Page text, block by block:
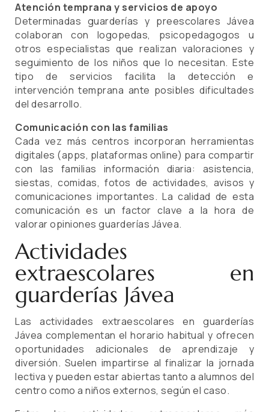
Atención temprana y servicios de apoyo
Determinadas guarderías y preescolares Jávea
colaboran con logopedas, psicopedagogos u
otros especialistas que realizan valoraciones y
seguimiento de los niños que lo necesitan. Este
tipo de servicios facilita la detección e
intervención temprana ante posibles dificultades
del desarrollo.
Comunicación con las familias
Cada vez más centros incorporan herramientas
digitales (apps, plataformas online) para compartir
con las familias información diaria: asistencia,
siestas, comidas, fotos de actividades, avisos y
comunicaciones importantes. La calidad de esta
comunicación es un factor clave a la hora de
valorar opiniones guarderías Jávea.
Actividades
extraescolares en
guarderías Jávea
Las actividades extraescolares en guarderías
Jávea complementan el horario habitual y ofrecen
oportunidades adicionales de aprendizaje y
diversión. Suelen impartirse al finalizar la jornada
lectiva y pueden estar abiertas tanto a alumnos del
centro como a niños externos, según el caso.